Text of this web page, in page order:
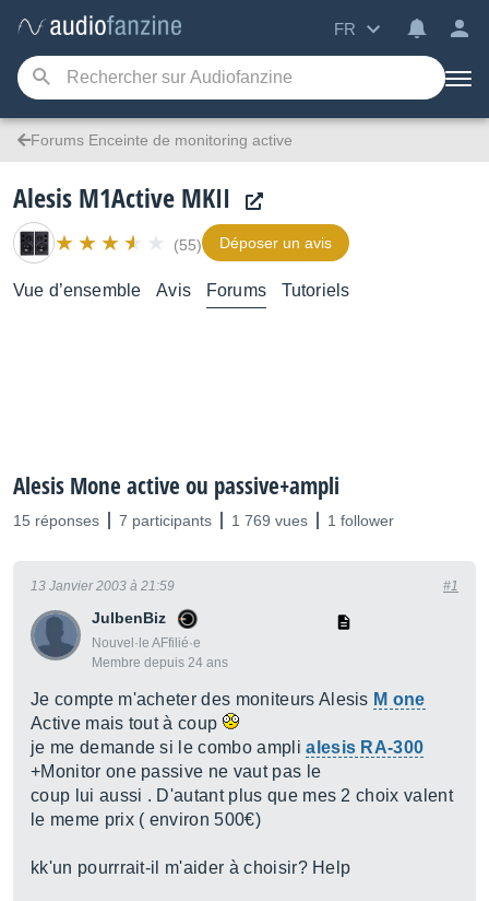
FR
Forums Enceinte de monitoring active
Alesis M1Active MKII
(55) Déposer un avis
Vue d’ensemble Avis Forums Tutoriels
Alesis Mone active ou passive+ampli
15 réponses 7 participants 1 769 vues 1 follower
JulbenBiz
Nouvel·le AFfilié·e
Membre depuis 24 ans
13 Janvier 2003 à 21:59 #1
Je compte m'acheter des moniteurs Alesis M one
Active mais tout à coup
je me demande si le combo amplialesis RA-300
+Monitor one passive ne vaut pas le
coup lui aussi . D'autant plus que mes 2 choix valent
le meme prix ( environ 500€)
kk'un pourrrait-il m'aider à choisir? Help